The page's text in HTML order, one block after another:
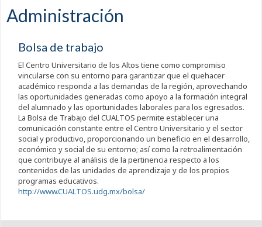
Administración
Bolsa de trabajo
El Centro Universitario de los Altos tiene como compromiso
vincularse con su entorno para garantizar que el quehacer
académico responda a las demandas de la región, aprovechando
las oportunidades generadas como apoyo a la formación integral
del alumnado y las oportunidades laborales para los egresados.
La Bolsa de Trabajo del CUALTOS permite establecer una
comunicación constante entre el Centro Universitario y el sector
social y productivo, proporcionando un beneficio en el desarrollo,
económico y social de su entorno; así como la retroalimentación
que contribuye al análisis de la pertinencia respecto a los
contenidos de las unidades de aprendizaje y de los propios
programas educativos.
http://www.CUALTOS.udg.mx/bolsa/